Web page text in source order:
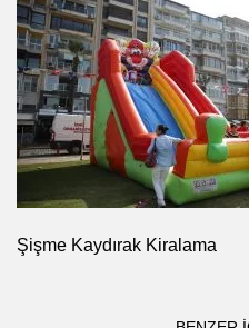
Şişme Kaydırak Kiralama